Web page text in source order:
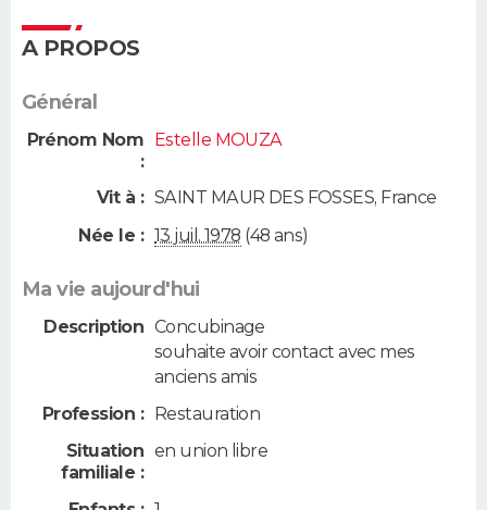
A PROPOS
Général
Prénom Nom
:
Estelle MOUZA
Vit à : SAINT MAUR DES FOSSES, France
Née le : 13 juil. 1978 (48 ans)
Ma vie aujourd'hui
Description Concubinage
souhaite avoir contact avec mes
anciens amis
Profession : Restauration
Situation
familiale :
en union libre